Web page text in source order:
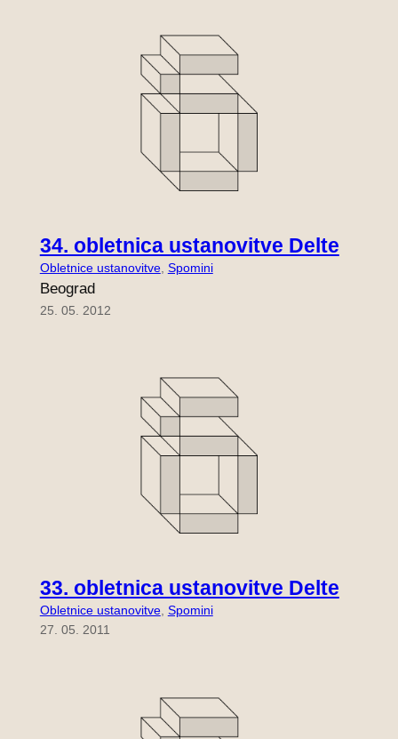
34. obletnica ustanovitve Delte
Obletnice ustanovitve, Spomini
Beograd
25. 05. 2012
33. obletnica ustanovitve Delte
Obletnice ustanovitve, Spomini
27. 05. 2011